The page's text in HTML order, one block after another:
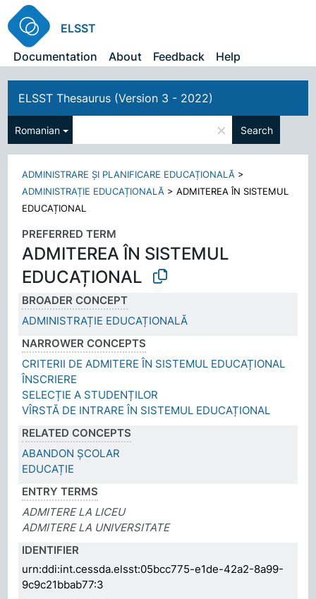
ELSST
Documentation
About Feedback Help
ELSST Thesaurus (Version 3 - 2022)
Romanian × Search
ADMINISTRARE ȘI PLANIFICARE EDUCAȚIONALĂ >
ADMINISTRAȚIE EDUCAȚIONALĂ >ADMITEREA ÎN SISTEMUL
EDUCAȚIONAL
PREFERRED TERM
ADMITEREA ÎN SISTEMUL
EDUCAȚIONAL
BROADER CONCEPT
ADMINISTRAȚIE EDUCAȚIONALĂ
NARROWER CONCEPTS
CRITERII DE ADMITERE ÎN SISTEMUL EDUCAȚIONAL
ÎNSCRIERE
SELECȚIE A STUDENȚILOR
VÎRSTĂ DE INTRARE ÎN SISTEMUL EDUCAȚIONAL
RELATED CONCEPTS
ABANDON ȘCOLAR
EDUCAȚIE
ENTRY TERMS
ADMITERE LA LICEU
ADMITERE LA UNIVERSITATE
IDENTIFIER
urn:ddi:int.cessda.elsst:05bcc775-e1de-42a2-8a99-
9c9c21bbab77:3